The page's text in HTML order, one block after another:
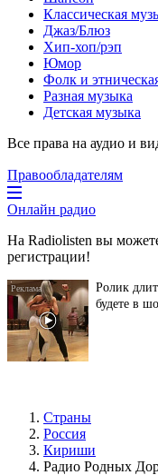
Классическая
Джаз/Блюз
Хип-хоп/рэп
Юмор
Фолк и
Разная музыка
Детская музыка
Все права на аудио и
Правообладателям
Онлайн радио
На Radiolisten вы
регистрации!
Ролик
будете в
Страны
Россия
Кириши
Радио Родных